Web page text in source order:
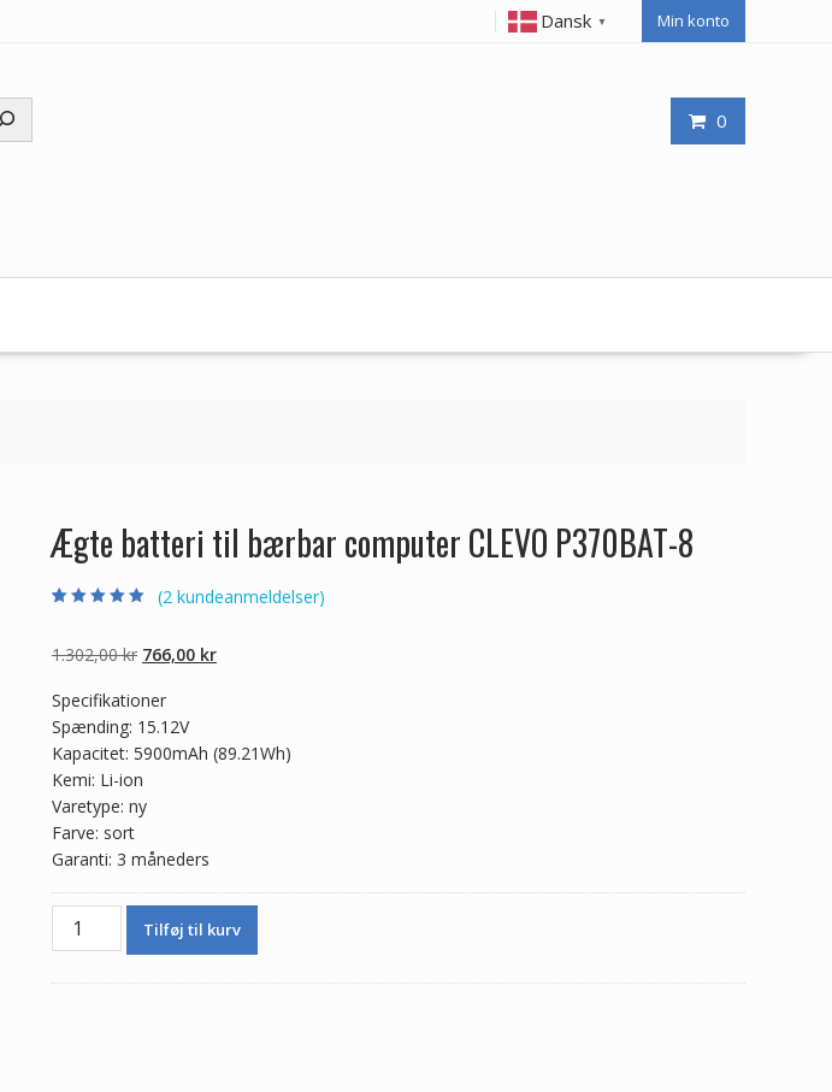
Dansk ▼ Min konto
0
Ægte batteri til bærbar computer CLEVO P370BAT-8
kundebedømmel
(2 kundeanmeldelser)
1.302,00kr Den
pris
var:
1.302,00 kr.
766,00 krDen
766,00 kr.
Specifikationer
Spænding: 15.12V
Kapacitet: 5900mAh (89.21Wh)
Kemi: Li-ion
Varetype: ny
Farve: sort
Garanti: 3 måneders
Ægte
batteri
Tilføj til kurv